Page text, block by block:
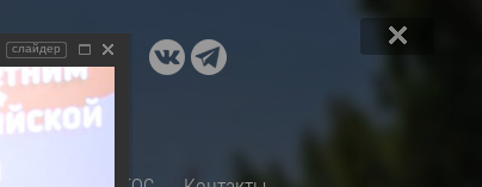
ДОКУМЕНТЫ
Правовые акты и их экспертиза
слайдер